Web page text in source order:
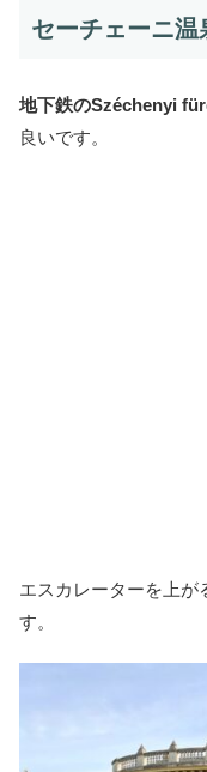
セーチェーニ温
地下鉄のSzéchenyi
良いです。
エスカレーターを上が
す。